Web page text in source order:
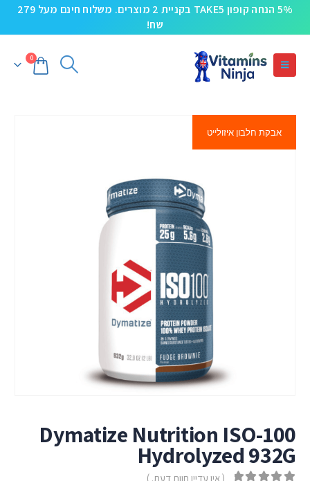
5% הנחה קופון TAKE5 בקניית 2 מוצרים. משלוח חינם מעל 279
שח!
0
אבקת חלבון איזולייט
Dymatize Nutrition ISO-100
Hydrolyzed 932G
( אין עדיין חוות דעת. )